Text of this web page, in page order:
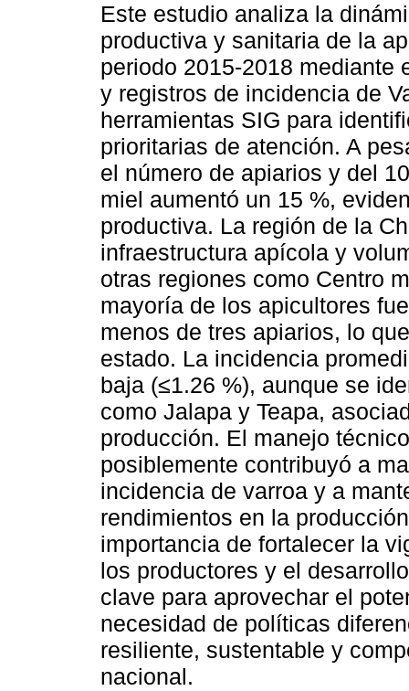
Este estudio analiza la
productiva y sanitaria de la
periodo 2015-2018 mediante
y registros de incidencia de
herramientas SIG para
prioritarias de atención. A
el número de apiarios y del
miel aumentó un 15 %,
productiva. La región de la
infraestructura apícola y
otras regiones como Centro
mayoría de los apicultores
menos de tres apiarios, lo
estado. La incidencia
baja (≤1.26 %), aunque se
como Jalapa y Teapa,
producción. El manejo
posiblemente contribuyó a
incidencia de varroa y a
rendimientos en la
importancia de fortalecer la
los productores y el
clave para aprovechar el
necesidad de políticas
resiliente, sustentable y
nacional.